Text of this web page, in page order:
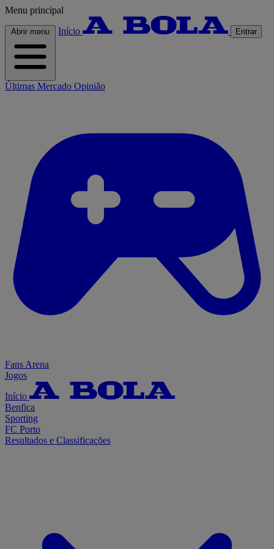
Menu principal
Abrir menu Início Entrar
Últimas Mercado Opinião
Fans Arena
Jogos
Início
Benfica
Sporting
FC Porto
Resultados e Classificações